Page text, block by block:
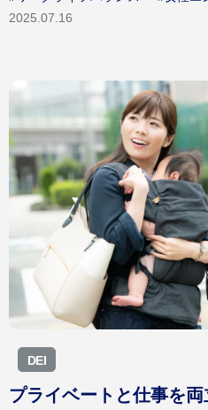
2025.07.16
DEI
プライベートと仕事を